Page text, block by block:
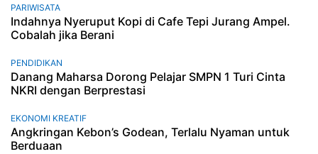
PARIWISATA
Indahnya Nyeruput Kopi di Cafe Tepi Jurang Ampel.
Cobalah jika Berani
PENDIDIKAN
Danang Maharsa Dorong Pelajar SMPN 1 Turi Cinta
NKRI dengan Berprestasi
EKONOMI KREATIF
Angkringan Kebon’s Godean, Terlalu Nyaman untuk
Berduaan